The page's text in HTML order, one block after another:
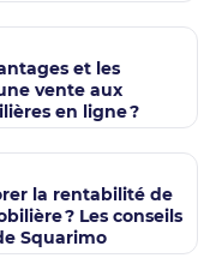
et les
vente aux
en ligne ?
la rentabilité de
? Les conseils
Squarimo